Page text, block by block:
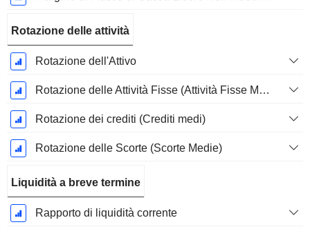
Rotazione delle attività
Rotazione dell'Attivo
Rotazione delle Attività Fisse (Attività Fisse Medie)
Rotazione dei crediti (Crediti medi)
Rotazione delle Scorte (Scorte Medie)
Liquidità a breve termine
Rapporto di liquidità corrente